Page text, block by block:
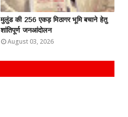
मुलुंड की 256 एकड़ मिठागर भूमि बचाने हेतु
शांतिपूर्ण जनआंदोलन
August 03, 2026